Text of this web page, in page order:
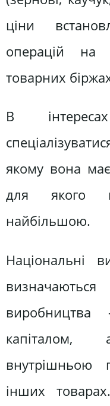
ціни
операцій на
товарних
В
якому вона
для якого
найбільшою.
Національні
інших